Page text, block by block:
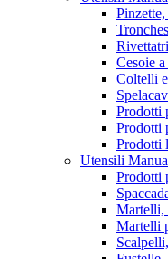
Cesoie
Coltelli
Prodotti
Prodotti
Prodotti
Utensili
Prodotti
Martelli,
Martelli